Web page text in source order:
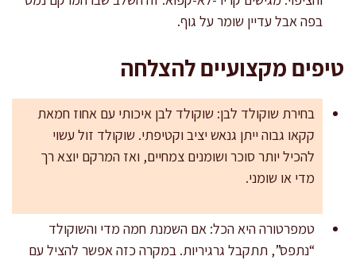
בפה אבל עדיין שומר על גוף.
טיפים מקצועיים להצלחה
בחירת שוקולד לבן: שוקולד לבן איכותי עם אחוז חמאת
קקאו גבוה ייתן גנאש יציב וקטיפתי. שוקולד זול עשוי
להכיל יותר סוכר ושומנים צמחיים, ואז המרקם יוצא רך
מדי או שומני.
טמפרטורה היא הכל: אם השמנת חמה מדי והשוקולד
“נתפס”, תתקבל גרגיריות. במקרה כזה אפשר להציל עם